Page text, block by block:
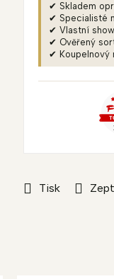
Tisk
✔ Skladem
✔ Specialisté
✔ Vlastní
✔ Ověřený
✔ Koupelnový